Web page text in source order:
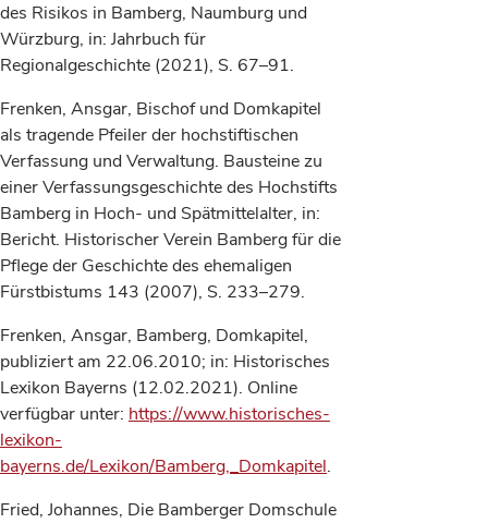
des Risikos in Bamberg, Naumburg und
Würzburg, in: Jahrbuch für
Regionalgeschichte (2021), S. 67–91.
Frenken, Ansgar, Bischof und Domkapitel
als tragende Pfeiler der hochstiftischen
Verfassung und Verwaltung. Bausteine zu
einer Verfassungsgeschichte des Hochstifts
Bamberg in Hoch- und Spätmittelalter, in:
Bericht. Historischer Verein Bamberg für die
Pflege der Geschichte des ehemaligen
Fürstbistums 143 (2007), S. 233–279.
Frenken, Ansgar, Bamberg, Domkapitel,
publiziert am 22.06.2010; in: Historisches
Lexikon Bayerns (12.02.2021). Online
verfügbar unter: https://www.historisches-
lexikon-
bayerns.de/Lexikon/Bamberg,_Domkapitel.
Fried, Johannes, Die Bamberger Domschule